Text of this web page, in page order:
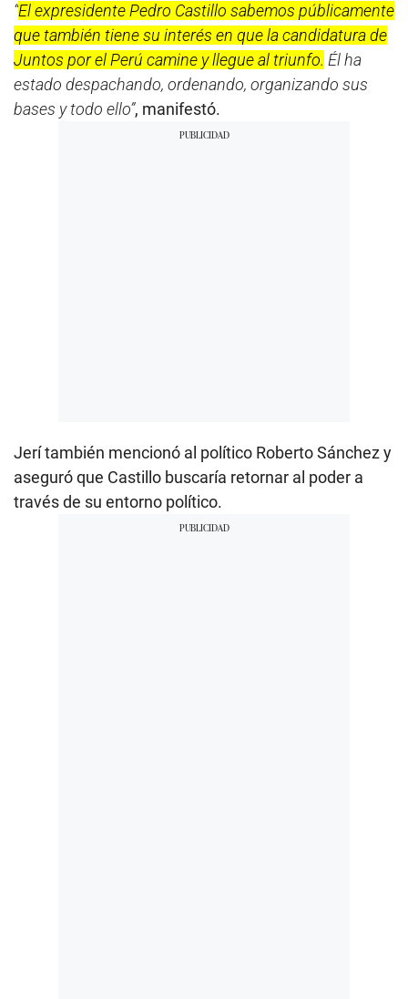
“El expresidente Pedro Castillo sabemos públicamente
que también tiene su interés en que la candidatura de
Juntos por el Perú camine y llegue al triunfo. Él ha
estado despachando, ordenando, organizando sus
bases y todo ello”, manifestó.
Jerí también mencionó al político Roberto Sánchez y
aseguró que Castillo buscaría retornar al poder a
través de su entorno político.